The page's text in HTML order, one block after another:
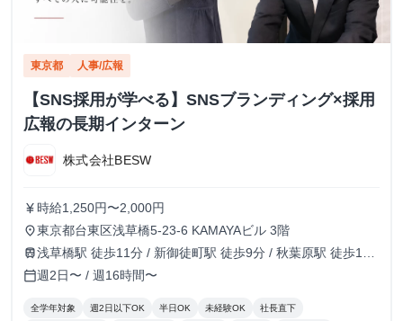
東京都 人事/広報
【SNS採用が学べる】SNSブランディング×採用
広報の長期インターン
株式会社BESW
currency_yen 時給1,250円〜2,000円
place東京都台東区浅草橋5-23-6 KAMAYAビル 3階
train浅草橋駅 徒歩11分 / 新御徒町駅 徒歩9分 / 秋葉原駅 徒歩13
分
calendar_today週2日〜 / 週16時間〜
全学年対象 週2日以下OK 半日OK 未経験OK 社長直下